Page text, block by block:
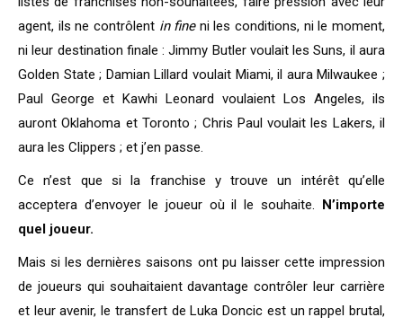
agent, ils ne contrôlent in fine ni les conditions, ni le moment,
ni leur destination finale : Jimmy Butler voulait les Suns, il aura
Golden State ; Damian Lillard voulait Miami, il aura Milwaukee ;
Paul George et Kawhi Leonard voulaient Los Angeles, ils
auront Oklahoma et Toronto ; Chris Paul voulait les Lakers, il
aura les Clippers ; et j’en passe.
Ce n’est que si la franchise y trouve un intérêt qu’elle
acceptera d’envoyer le joueur où il le souhaite. N’importe
quel joueur.
Mais si les dernières saisons ont pu laisser cette impression
de joueurs qui souhaitaient davantage contrôler leur carrière
et leur avenir, le transfert de Luka Doncic est un rappel brutal,